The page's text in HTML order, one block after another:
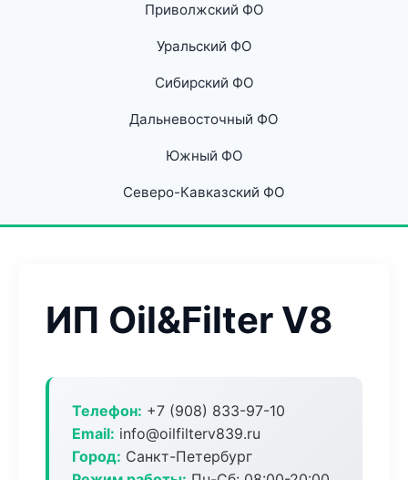
Приволжский ФО
Уральский ФО
Сибирский ФО
Дальневосточный ФО
Южный ФО
Северо-Кавказский ФО
ИП Oil&Filter V8
Телефон: +7 (908) 833-97-10
Email: info@oilfilterv839.ru
Город: Санкт-Петербург